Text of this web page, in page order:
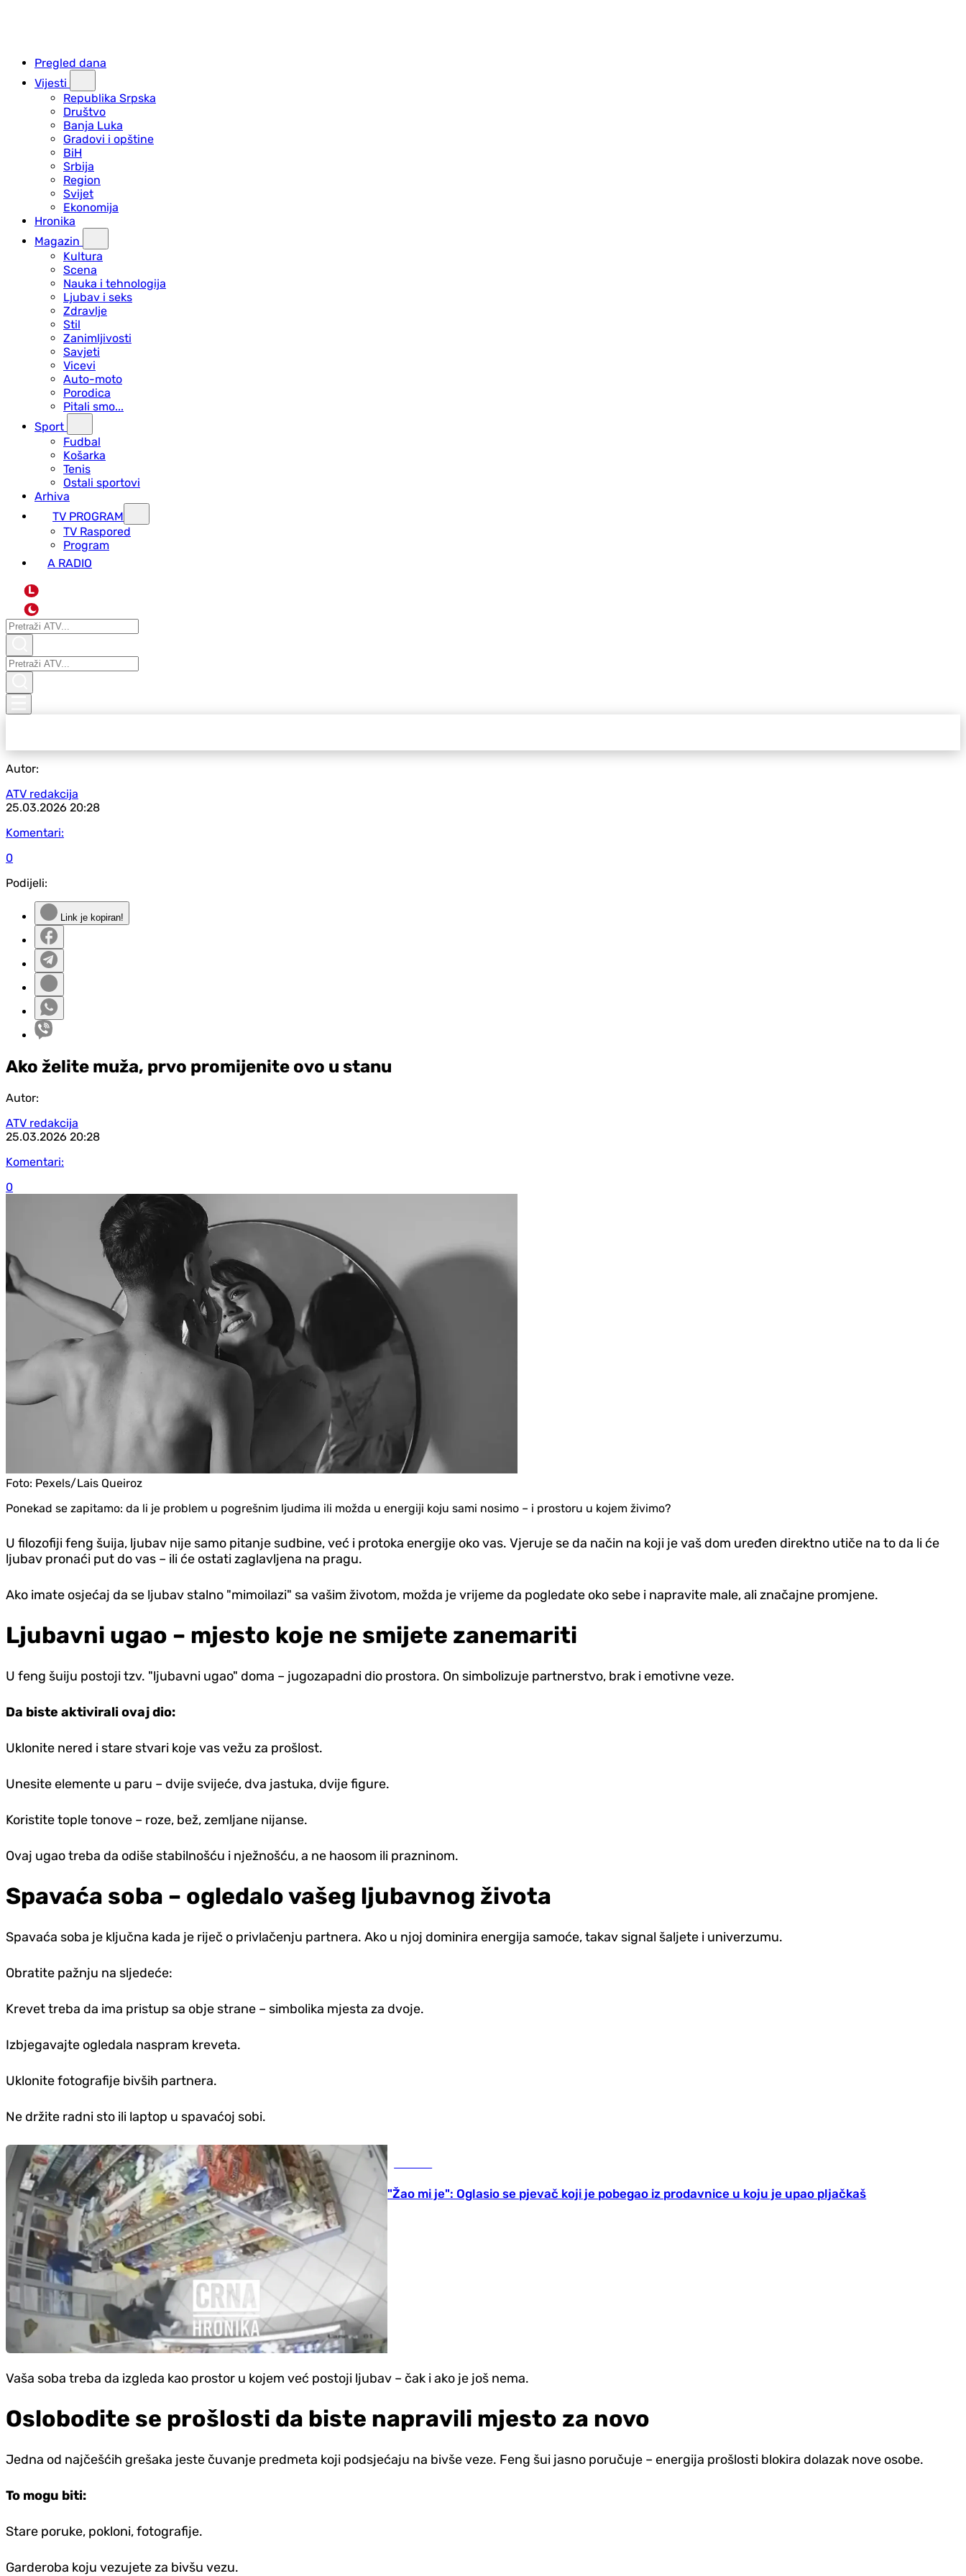
Pregled dana
Vijesti
Republika Srpska
Društvo
Banja Luka
Gradovi i opštine
BiH
Srbija
Region
Svijet
Ekonomija
Hronika
Magazin
Kultura
Scena
Nauka i tehnologija
Ljubav i seks
Zdravlje
Stil
Zanimljivosti
Savjeti
Vicevi
Auto-moto
Porodica
Pitali smo...
Sport
Fudbal
Košarka
Tenis
Ostali sportovi
Arhiva
TV PROGRAM
ТV Raspored
Program
A RADIO
L
Autor:
ATV redakcija
25.03.2026 20:28
Komentari:
0
Podijeli:
Link je kopiran!
Ako želite muža, prvo promijenite ovo u stanu
Autor:
ATV redakcija
25.03.2026 20:28
Komentari:
0
Foto: Pexels/Lais Queiroz
Ponekad se zapitamo: da li je problem u pogrešnim ljudima ili možda u energiji koju sami nosimo – i prostoru u kojem živimo?
U filozofiji feng šuija, ljubav nije samo pitanje sudbine, već i protoka energije oko vas. Vjeruje se da način na koji je vaš dom uređen direktno utiče na to da li će
ljubav pronaći put do vas – ili će ostati zaglavljena na pragu.
Ako imate osjećaj da se ljubav stalno "mimoilazi" sa vašim životom, možda je vrijeme da pogledate oko sebe i napravite male, ali značajne promjene.
Ljubavni ugao – mjesto koje ne smijete zanemariti
U feng šuiju postoji tzv. "ljubavni ugao" doma – jugozapadni dio prostora. On simbolizuje partnerstvo, brak i emotivne veze.
Da biste aktivirali ovaj dio:
Uklonite nered i stare stvari koje vas vežu za prošlost.
Unesite elemente u paru – dvije svijeće, dva jastuka, dvije figure.
Koristite tople tonove – roze, bež, zemljane nijanse.
Ovaj ugao treba da odiše stabilnošću i nježnošću, a ne haosom ili prazninom.
Spavaća soba – ogledalo vašeg ljubavnog života
Spavaća soba je ključna kada je riječ o privlačenju partnera. Ako u njoj dominira energija samoće, takav signal šaljete i univerzumu.
Obratite pažnju na sljedeće:
Krevet treba da ima pristup sa obje strane – simbolika mjesta za dvoje.
Izbjegavajte ogledala naspram kreveta.
Uklonite fotografije bivših partnera.
Ne držite radni sto ili laptop u spavaćoj sobi.
"Žao mi je": Oglasio se pjevač koji je pobegao iz prodavnice u koju je upao pljačkaš
Vaša soba treba da izgleda kao prostor u kojem već postoji ljubav – čak i ako je još nema.
Oslobodite se prošlosti da biste napravili mjesto za novo
Jedna od najčešćih grešaka jeste čuvanje predmeta koji podsjećaju na bivše veze. Feng šui jasno poručuje – energija prošlosti blokira dolazak nove osobe.
To mogu biti:
Stare poruke, pokloni, fotografije.
Garderoba koju vezujete za bivšu vezu.